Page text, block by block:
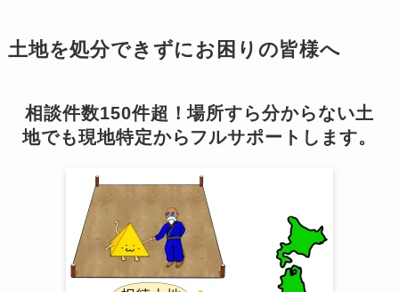
土地を処分できずにお困りの皆様へ
相談件数150件超！場所すら分からない土
地でも現地特定からフルサポートします。